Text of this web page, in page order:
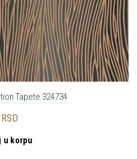
Tapete 324734
RSD
u korpu